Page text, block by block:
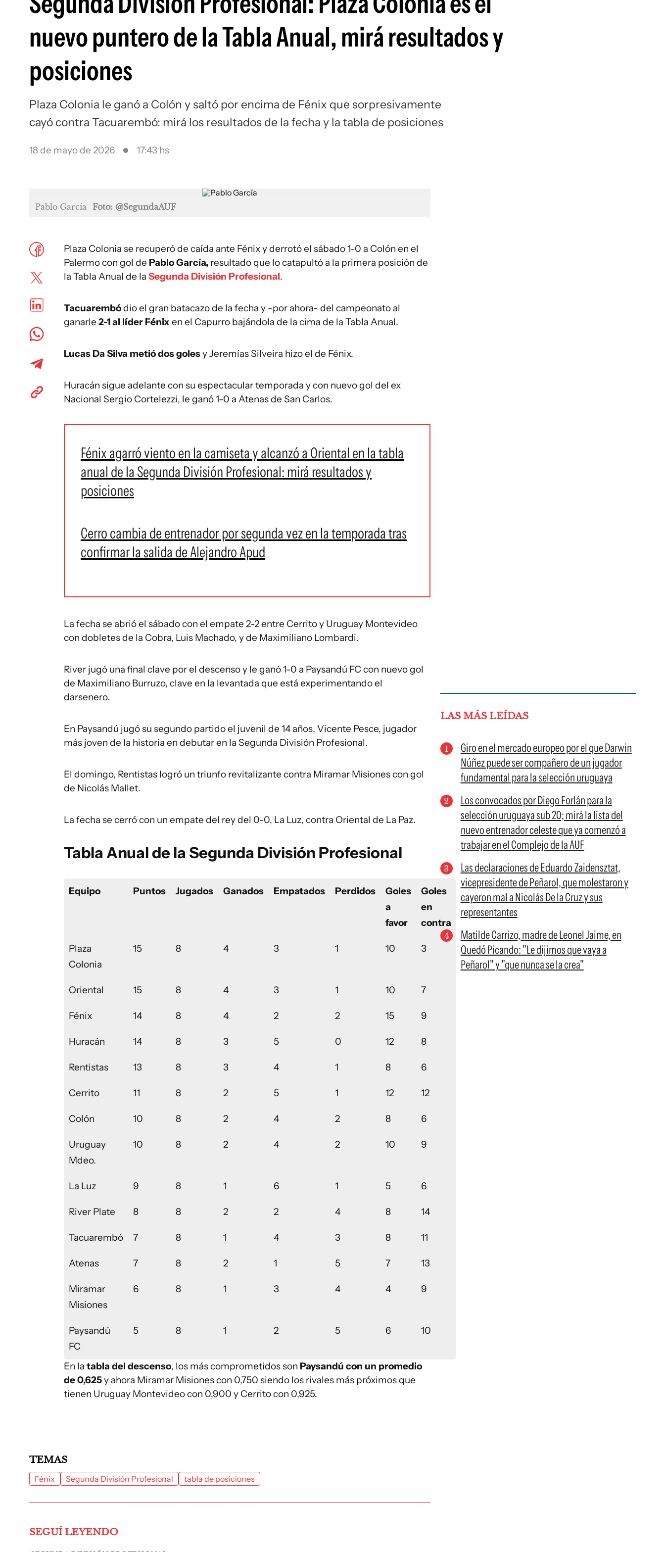
Siguenos en:
nuevo puntero de la Tabla Anual, mirá resultados y
posiciones
Plaza Colonia le ganó a Colón y saltó por encima de Fénix que sorpresivamente
cayó contra Tacuarembó: mirá los resultados de la fecha y la tabla de posiciones
18 de mayo de 2026 17:43 hs
Pablo García Foto: @SegundaAUF
Plaza Colonia se recuperó de caída ante Fénix y derrotó el sábado 1-0 a Colón en el
Palermo con gol de Pablo García, resultado que lo catapultó a la primera posición de
la Tabla Anual de la Segunda División Profesional.
Tacuarembódio el gran batacazo de la fecha y -por ahora- del campeonato al
ganarle 2-1 al líder Fénix en el Capurro bajándola de la cima de la Tabla Anual.
Lucas Da Silva metió dos golesy Jeremías Silveira hizo el de Fénix.
Huracán sigue adelante con su espectacular temporada y con nuevo gol del ex
Nacional Sergio Cortelezzi, le ganó 1-0 a Atenas de San Carlos.
Fénix agarró viento en la camiseta y alcanzó a Oriental en la tabla
anual de la Segunda División Profesional: mirá resultados y
posiciones
Cerro cambia de entrenador por segunda vez en la temporada tras
confirmar la salida de Alejandro Apud
La fecha se abrió el sábado con el empate 2-2 entre Cerrito y Uruguay Montevideo
con dobletes de la Cobra, Luis Machado, y de Maximiliano Lombardi.
River jugó una final clave por el descenso y le ganó 1-0 a Paysandú FC con nuevo gol
de Maximiliano Burruzo, clave en la levantada que está experimentando el
darsenero.
En Paysandú jugó su segundo partido el juvenil de 14 años, Vicente Pesce, jugador
más joven de la historia en debutar en la Segunda División Profesional.
El domingo, Rentistas logró un triunfo revitalizante contra Miramar Misiones con gol
de Nicolás Mallet.
La fecha se cerró con un empate del rey del 0-0, La Luz, contra Oriental de La Paz.
Tabla Anual de la Segunda División Profesional
Equipo Puntos Jugados Ganados Empatados Perdidos
Goles
a
favor
Goles
en
contra
Plaza
Colonia
15 8 4 3 1 10 3
Oriental 15 8 4 3 1 10 7
Fénix 14 8 4 2 2 15 9
Huracán 14 8 3 5 0 12 8
Rentistas 13 8 3 4 1 8 6
Cerrito 11 8 2 5 1 12 12
Colón 10 8 2 4 2 8 6
Uruguay
Mdeo.
10 8 2 4 2 10 9
La Luz 9 8 1 6 1 5 6
River Plate 8 8 2 2 4 8 14
Tacuarembó 7 8 1 4 3 8 11
Atenas 7 8 2 1 5 7 13
Miramar
Misiones
6 8 1 3 4 4 9
Paysandú
FC
5 8 1 2 5 6 10
En la tabla del descenso, los más comprometidos son Paysandú con un promedio
de 0,625y ahora Miramar Misiones con 0,750 siendo los rivales más próximos que
tienen Uruguay Montevideo con 0,900 y Cerrito con 0,925.
LAS MÁS LEÍDAS
Giro en el mercado europeo por el que Darwin
Núñez puede ser compañero de un jugador
fundamental para la selección uruguaya
Los convocados por Diego Forlán para la
selección uruguaya sub 20; mirá la lista del
nuevo entrenador celeste que ya comenzó a
trabajar en el Complejo de la AUF
Las declaraciones de Eduardo Zaidensztat,
vicepresidente de Peñarol, que molestaron y
cayeron mal a Nicolás De la Cruz y sus
representantes
Matilde Carrizo, madre de Leonel Jaime, en
Quedó Picando: "Le dijimos que vaya a
Peñarol" y "que nunca se la crea"
TEMAS
Fénix Segunda División Profesional tabla de posiciones
SEGUÍ LEYENDO